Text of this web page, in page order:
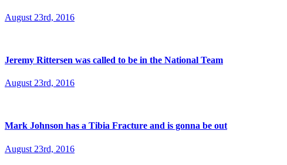
August 23rd, 2016
Jeremy Rittersen was called to be in the National Team
August 23rd, 2016
Mark Johnson has a Tibia Fracture and is gonna be out
August 23rd, 2016